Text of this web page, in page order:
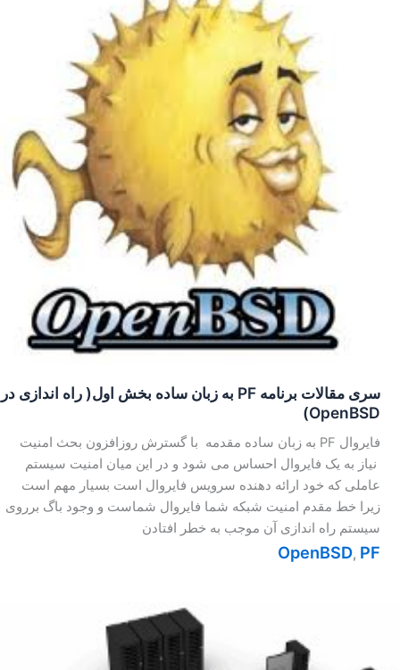
سری مقالات برنامه PF به زبان ساده بخش اول( راه اندازی در
OpenBSD)
فایروال PF به زبان ساده مقدمه با گسترش روزافزون بحث امنیت
نیاز به یک فایروال احساس می شود و در این میان امنیت سیستم
عاملی که خود ارائه دهنده سرویس فایروال است بسیار مهم است
زیرا خط مقدم امنیت شبکه شما فایروال شماست و وجود باگ برروی
سیستم راه اندازی آن موجب به خطر افتادن
OpenBSD, PF